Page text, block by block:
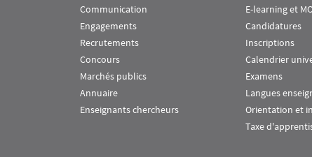
Communication
Engagements
Recrutements
Concours
Marchés publics
Annuaire
Enseignants chercheurs
E-learning et
Candidatures
Inscriptions
Calendrier
Examens
Langues
Orientation et
Taxe